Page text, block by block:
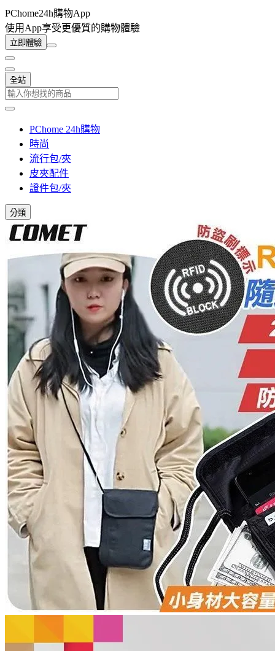
PChome24h購物App
使用App享受更優質的購物體驗
立即體驗
全站
PChome 24h購物
時尚
流行包/夾
皮夾配件
證件包/夾
分類